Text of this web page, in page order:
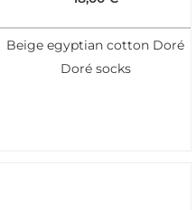
Beige egyptian cotton Doré
Doré socks